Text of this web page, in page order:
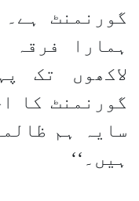
گورنمنٹ
ہمارا فرقہ
لاکھوں تک
گورنمنٹ کا
سایہ ہم
ہیں۔‘‘